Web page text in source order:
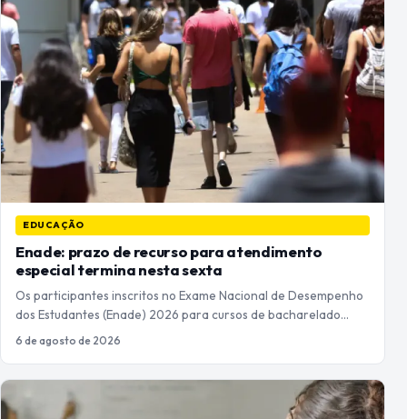
EDUCAÇÃO
Enade: prazo de recurso para atendimento
especial termina nesta sexta
Os participantes inscritos no Exame Nacional de Desempenho
dos Estudantes (Enade) 2026 para cursos de bacharelado…
6 de agosto de 2026